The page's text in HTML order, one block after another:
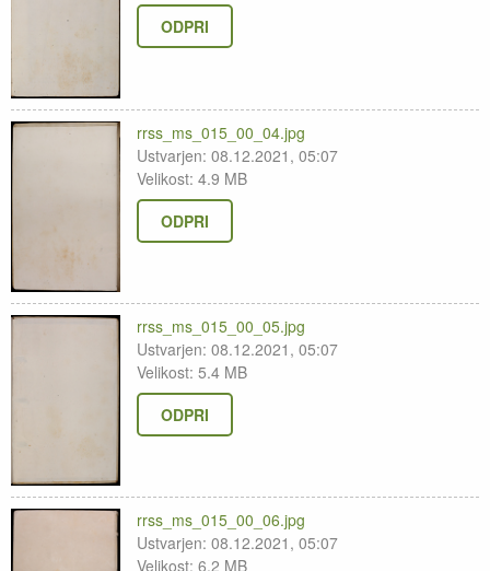
ODPRI
rrss_ms_015_00_04.jpg
Ustvarjen: 08.12.2021, 05:07
Velikost: 4.9 MB
ODPRI
rrss_ms_015_00_05.jpg
Ustvarjen: 08.12.2021, 05:07
Velikost: 5.4 MB
ODPRI
rrss_ms_015_00_06.jpg
Ustvarjen: 08.12.2021, 05:07
Velikost: 6.2 MB